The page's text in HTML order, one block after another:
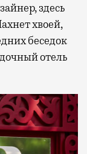
здесь
хвоей,
беседок
отель